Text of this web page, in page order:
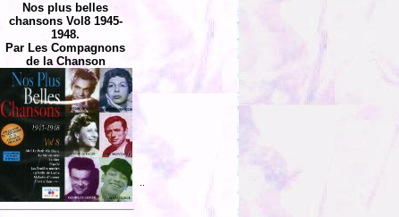
Nos plus belles
chansons Vol8 1945-
1948.
Par Les Compagnons
de la Chanson